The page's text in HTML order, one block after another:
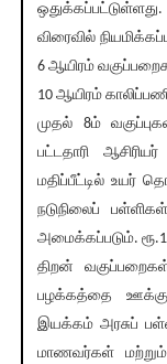
விரைவில்
6 ஆயிரம்
10 ஆயிரம்
முதல் 8ம்
பட்டதாரி
மதிப்பீட்டில் உயர்
நடுநிலைப்
அமைக்கப்படும்.
திறன்
பழக்கத்தை
இயக்கம் அரசுப்
மாணவர்கள் மற்றும்